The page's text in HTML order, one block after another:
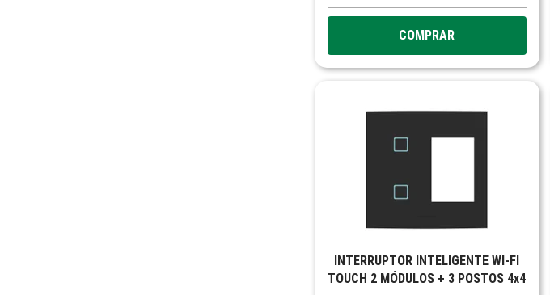
COMPRAR
INTERRUPTOR INTELIGENTE WI-FI
TOUCH 2 MÓDULOS + 3 POSTOS 4x4